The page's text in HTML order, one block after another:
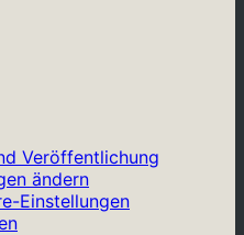
Veröffentlichung
ändern
Einstellungen